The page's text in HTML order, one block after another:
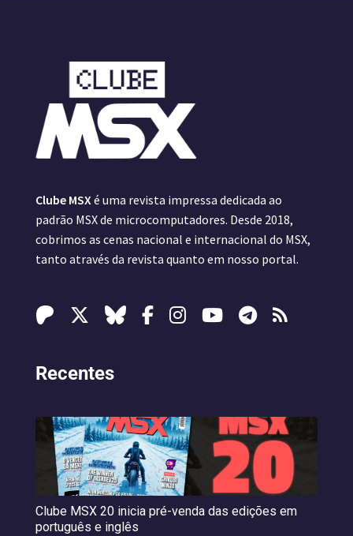
Clube MSXé uma revista impressa dedicada ao
padrão MSX de microcomputadores. Desde 2018,
cobrimos as cenas nacional e internacional do MSX,
tanto através da revista quanto em nosso portal.
Recentes
Clube MSX 20 inicia pré-venda das edições em
português e inglês